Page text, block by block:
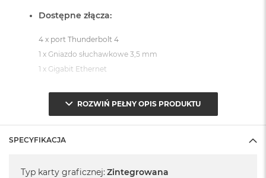
Dostępne złącza:
4 x port Thunderbolt 4
1 x Gniazdo słuchawkowe 3,5 mm
1 x Gigabit Ethernet
System operacyjny macOS Sequoia
- lub nowszy, z darmową aktualizacją.
ROZWIŃ PEŁNY OPIS PRODUKTU
SPECYFIKACJA
Typ karty graficznej: Zintegrowana